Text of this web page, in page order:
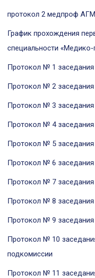
протокол 2 медпроф
График прохождения
специальности
Протокол № 1
Протокол № 2
Протокол № 3
Протокол № 4
Протокол № 5
Протокол № 6
Протокол № 7
Протокол № 8
Протокол № 9
Протокол № 10
подкомиссии
Протокол № 11